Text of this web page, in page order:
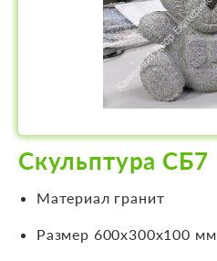
Скульптура СБ7
Материал гранит
Размер 600х300х100 мм